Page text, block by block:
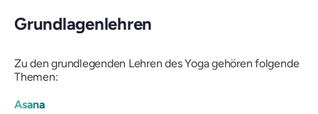
Grundlagenlehren
Zu den grundlegenden Lehren des Yoga gehören folgende
Themen:
Asana